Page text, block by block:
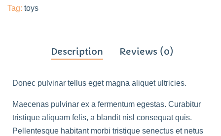
Tag: toys
Description Reviews (0)
Donec pulvinar tellus eget magna aliquet ultricies.
Maecenas pulvinar ex a fermentum egestas. Curabitur
tristique aliquam felis, a blandit nisl consequat quis.
Pellentesque habitant morbi tristique senectus et netus